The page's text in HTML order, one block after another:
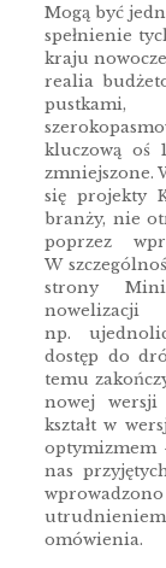
Mogą być
spełnienie
kraju
realia
kluczową oś
zmniejszone.
się projekty
branży, nie
poprzez
W
strony
np.
dostęp do
temu
nowej
kształt w
optymizmem
nas
omówienia.